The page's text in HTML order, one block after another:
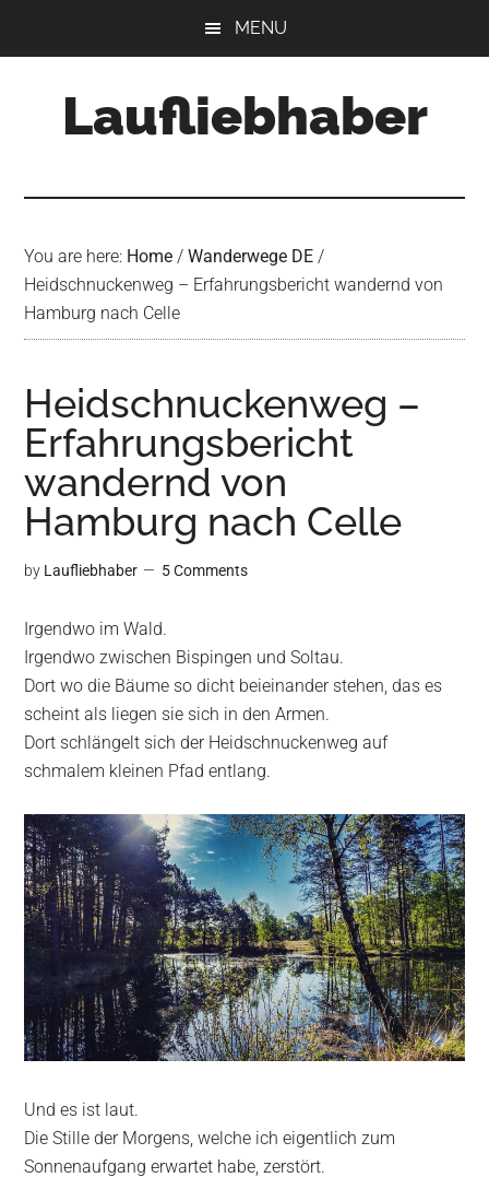
MENU
Laufliebhaber
You are here: Home / Wanderwege DE /
Heidschnuckenweg – Erfahrungsbericht wandernd von
Hamburg nach Celle
Heidschnuckenweg –
Erfahrungsbericht
wandernd von
Hamburg nach Celle
by Laufliebhaber 5 Comments
Irgendwo im Wald.
Irgendwo zwischen Bispingen und Soltau.
Dort wo die Bäume so dicht beieinander stehen, das es
scheint als liegen sie sich in den Armen.
Dort schlängelt sich der Heidschnuckenweg auf
schmalem kleinen Pfad entlang.
Und es ist laut.
Die Stille der Morgens, welche ich eigentlich zum
Sonnenaufgang erwartet habe, zerstört.